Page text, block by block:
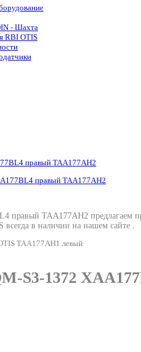
- Шахта
RBI OTIS
правый TAA177AH2
правый TAA177AH2 предлагаем
в наличии на нашем сайте .
TAA177AH1 левый
S3-1372